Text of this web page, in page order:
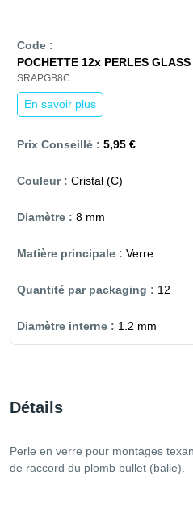
POCHETTE 12x PERLES
SRAPGB8C
En savoir plus
5,95 €
Cristal (C)
8 mm
Verre
12
1.2 mm
Détails
Perle en verre pour montages
de raccord du plomb bullet (balle).